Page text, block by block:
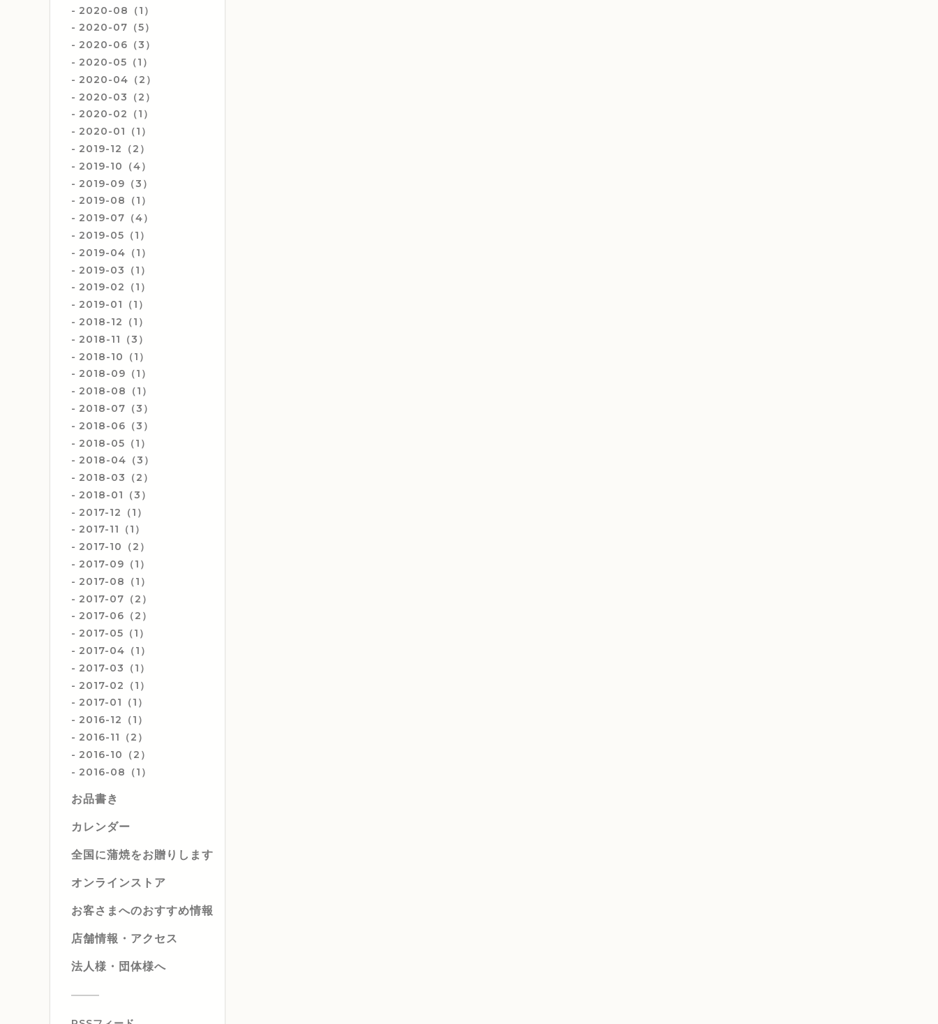
2020-08（1）
2020-07（5）
2020-06（3）
2020-05（1）
2020-04（2）
2020-03（2）
2020-02（1）
2020-01（1）
2019-12（2）
2019-10（4）
2019-09（3）
2019-08（1）
2019-07（4）
2019-05（1）
2019-04（1）
2019-03（1）
2019-02（1）
2019-01（1）
2018-12（1）
2018-11（3）
2018-10（1）
2018-09（1）
2018-08（1）
2018-07（3）
2018-06（3）
2018-05（1）
2018-04（3）
2018-03（2）
2018-01（3）
2017-12（1）
2017-11（1）
2017-10（2）
2017-09（1）
2017-08（1）
2017-07（2）
2017-06（2）
2017-05（1）
2017-04（1）
2017-03（1）
2017-02（1）
2017-01（1）
2016-12（1）
2016-11（2）
2016-10（2）
2016-08（1）
お品書き
カレンダー
全国に蒲焼をお贈りします
オンラインストア
お客さまへのおすすめ情報
店舗情報・アクセス
法人様・団体様へ